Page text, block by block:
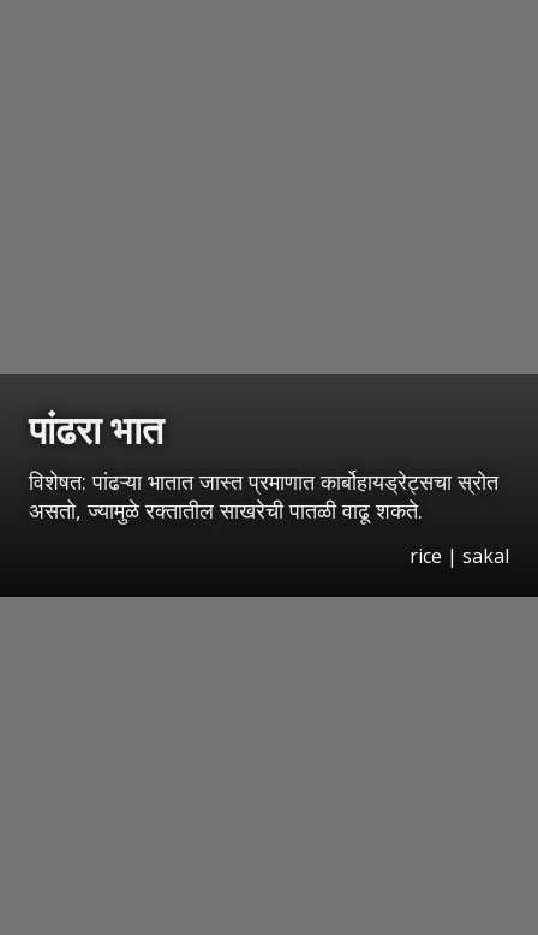
पांढरा भात
विशेषत: पांढऱ्या भातात जास्त प्रमाणात कार्बोहायड्रेट्सचा स्रोत
असतो, ज्यामुळे रक्तातील साखरेची पातळी वाढू शकते.
rice | sakal